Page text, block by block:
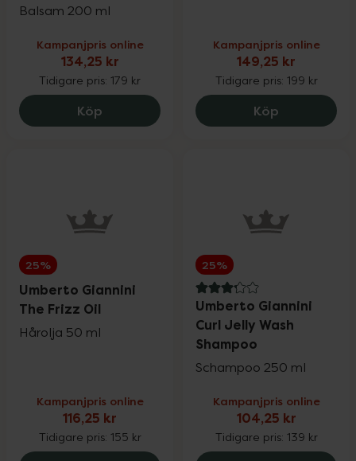
Balsam 200 ml
Kampanjpris online
134,25 kr
Tidigare pris: 179 kr
Köp Umberto Giannini Mini Curls
Kampanjpris online
149,25 kr
Tidigare pris: 199 kr
Köp Umberto
25%
Umberto Giannini
The Frizz Oil
Hårolja 50 ml
Kampanjpris online
116,25 kr
Tidigare pris: 155 kr
25%
3.2 av 5 i omdöme
Umberto Giannini
Curl Jelly Wash
Shampoo
Schampoo 250 ml
Kampanjpris online
104,25 kr
Tidigare pris: 139 kr